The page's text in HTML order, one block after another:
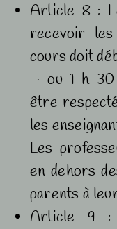
Article 8 :
recevoir
cours doit
– ou 1 h
être
les
Les
en dehors
parents à
Article 9 :